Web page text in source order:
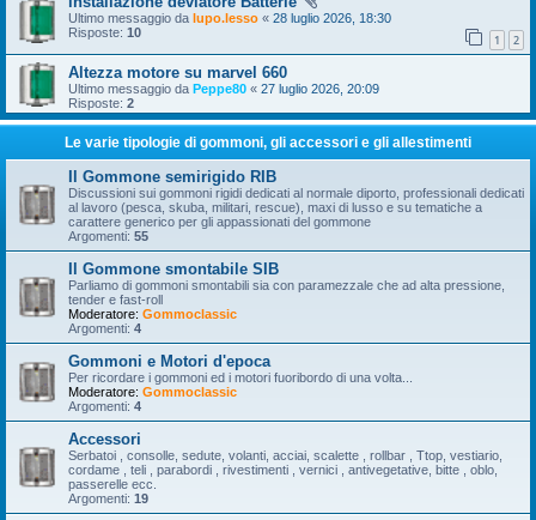
Ultimo messaggio da lupo.lesso « 28 luglio 2026, 18:30
Risposte: 10 1 2
Altezza motore su marvel 660
Ultimo messaggio da Peppe80 « 27 luglio 2026, 20:09
Risposte: 2
Le varie tipologie di gommoni, gli accessori e gli allestimenti
Il Gommone semirigido RIB
Discussioni sui gommoni rigidi dedicati al normale diporto, professionali dedicati
al lavoro (pesca, skuba, militari, rescue), maxi di lusso e su tematiche a
carattere generico per gli appassionati del gommone
Argomenti: 55
Il Gommone smontabile SIB
Parliamo di gommoni smontabili sia con paramezzale che ad alta pressione,
tender e fast-roll
Moderatore: Gommoclassic
Argomenti: 4
Gommoni e Motori d'epoca
Per ricordare i gommoni ed i motori fuoribordo di una volta...
Moderatore: Gommoclassic
Argomenti: 4
Accessori
Serbatoi , consolle, sedute, volanti, acciai, scalette , rollbar , Ttop, vestiario,
cordame , teli , parabordi , rivestimenti , vernici , antivegetative, bitte , oblo,
passerelle ecc.
Argomenti: 19